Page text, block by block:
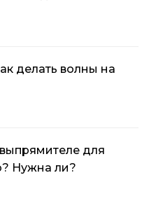
делать волны на
для
Нужна ли?